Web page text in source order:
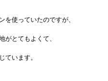
を使っていたのですが、
がとてもよくて、
ています。